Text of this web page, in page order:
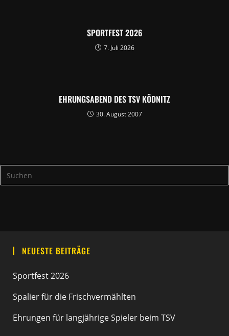
SPORTFEST 2026
7. Juli 2026
EHRUNGSABEND DES TSV KÖDNITZ
30. August 2007
NEUESTE BEITRÄGE
Sportfest 2026
Spalier für die Frischvermählten
Ehrungen für langjährige Spieler beim TSV